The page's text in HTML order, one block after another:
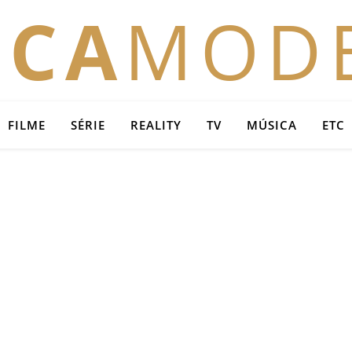
FILME SÉRIE REALITY TV MÚSICA ETC